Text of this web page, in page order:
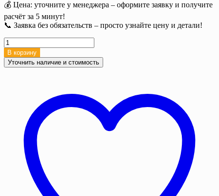
💰 Цена: уточните у менеджера – оформите заявку и получите
расчёт за 5 минут!
📞 Заявка без обязательств – просто узнайте цену и детали!
Количество
товара
Полог
ПВХ
люверсами
В корзину
Уточнить наличие и стоимость